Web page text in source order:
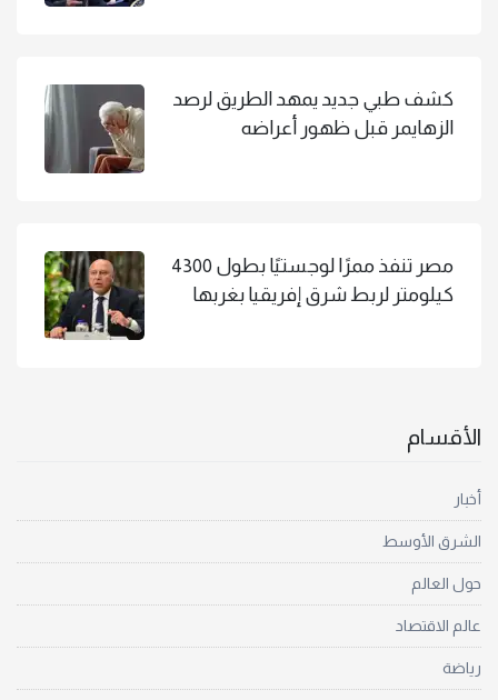
كشف طبي جديد يمهد الطريق لرصد
الزهايمر قبل ظهور أعراضه
مصر تنفذ ممرًا لوجستيًا بطول 4300
كيلومتر لربط شرق إفريقيا بغربها
الأقسام
أخبار
الشرق الأوسط
حول العالم
عالم الاقتصاد
رياضة